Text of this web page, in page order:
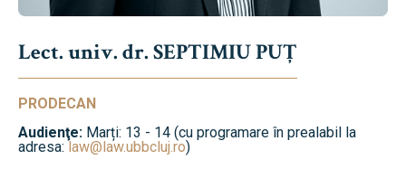
Lect. univ. dr. SEPTIMIU PUȚ
PRODECAN
Audienţe: Marți: 13 - 14 (cu programare în prealabil la
adresa:law@law.ubbcluj.ro)